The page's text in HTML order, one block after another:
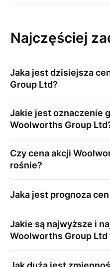
Najczęściej
Jaka jest dzisiejsza
Group Ltd?
Jakie jest oznaczenie
Woolworths Group Ltd
Czy cena akcji
rośnie?
Jaka jest prognoza
Jakie są najwyższe i
Woolworths Group Ltd